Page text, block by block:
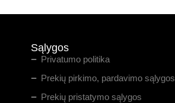
Sąlygos
Privatumo politika
Prekių pirkimo, pardavimo sąlygos
Prekių pristatymo sąlygos